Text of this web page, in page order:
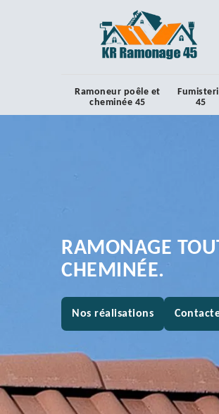
Ramoneur poêle et
cheminée 45
45
RAMONAGE
CHEMINÉE.
Nos réalisations